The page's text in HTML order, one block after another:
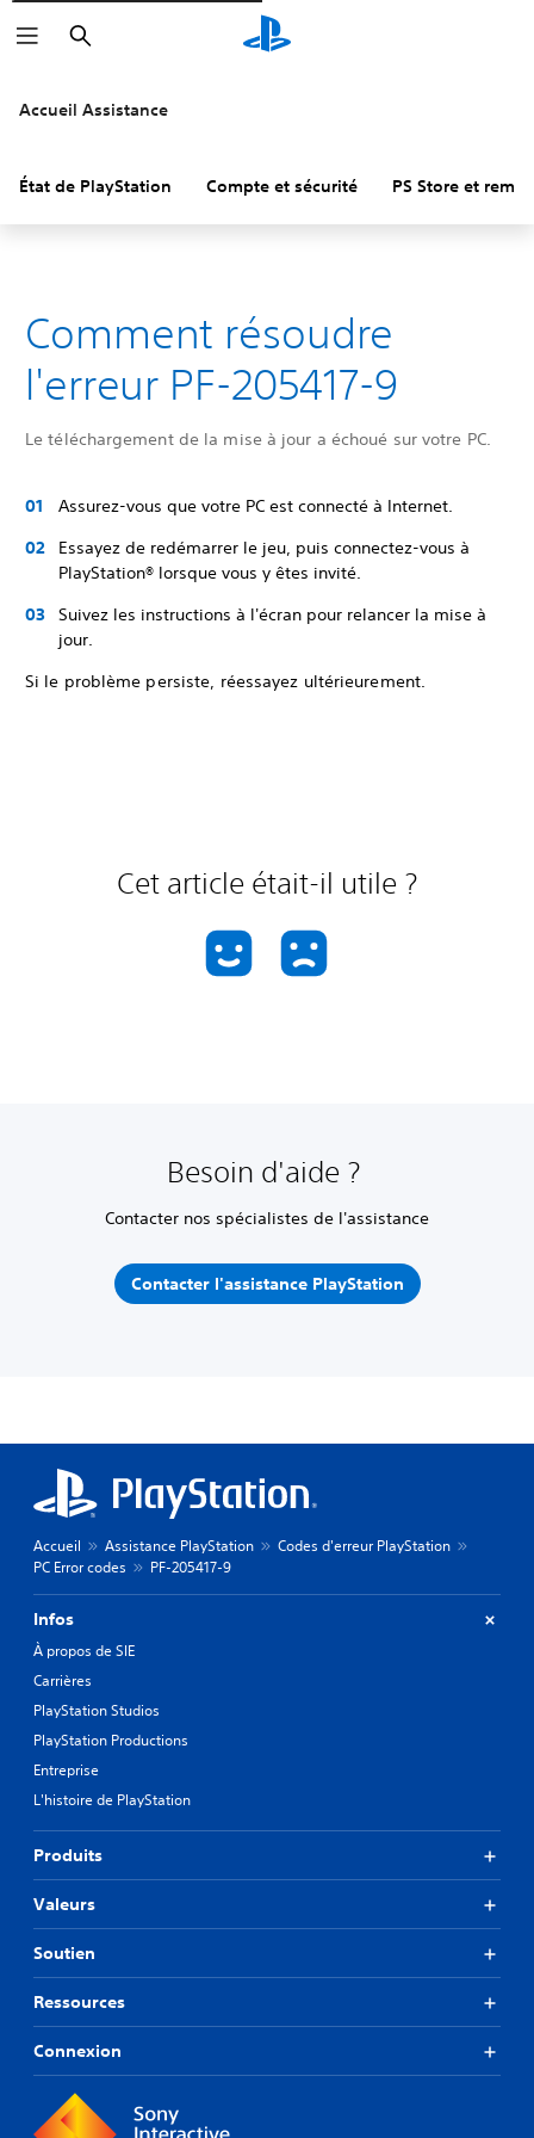
Rechercher
Accueil Assistance
État de PlayStation Compte et sécurité PS Store et
Comment résoudre
l'erreur PF-205417-9
Le téléchargement de la mise à jour a échoué sur votre PC.
Assurez-vous que votre PC est connecté à Internet.
Essayez de redémarrer le jeu, puis connectez-vous à
PlayStation® lorsque vous y êtes invité.
Suivez les instructions à l'écran pour relancer la mise à
jour.
Si le problème persiste, réessayez ultérieurement.
Cet article était-il utile ?
Besoin d'aide ?
Contacter nos spécialistes de l'assistance
Contacter l'assistance PlayStation
Accueil Assistance PlayStation
Codes d'erreur PlayStation
PC Error codes
PF-205417-9
Infos
À propos de SIE
Carrières
PlayStation Studios
PlayStation Productions
Entreprise
L'histoire de PlayStation
Produits
Valeurs
Soutien
Ressources
Connexion